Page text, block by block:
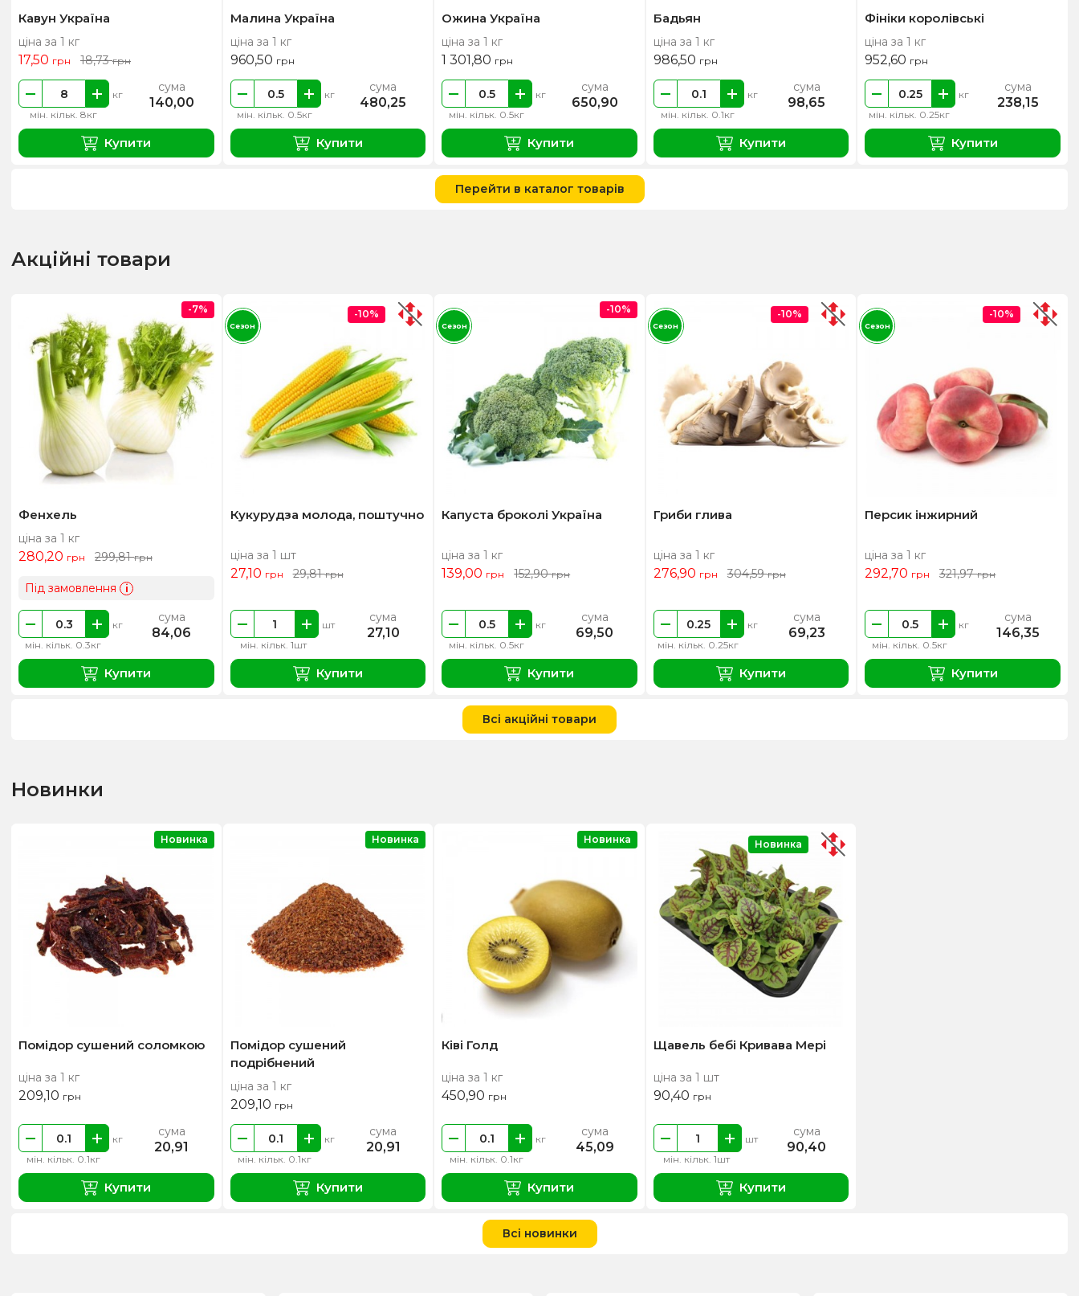
Кавун Україна
ціна за 1 кг
17,50 грн 18,73грн
мін. кільк. 8кг
кг сума
140,00
Купити
Малина Україна
ціна за 1 кг
960,50 грн
мін. кільк. 0.5кг
кг сума
480,25
Купити
Ожина Україна
ціна за 1 кг
1 301,80 грн
мін. кільк. 0.5кг
кг сума
650,90
Купити
Бадьян
ціна за 1 кг
986,50 грн
мін. кільк. 0.1кг
кг сума
98,65
Купити
Фініки королівські
ціна за 1 кг
952,60 грн
мін. кільк. 0.25кг
кг сума
238,15
Купити
Перейти в каталог товарів
Акційні товари
Фенхель
ціна за 1 кг
280,20 грн 299,81грн
Під замовлення i
мін. кільк. 0.3кг
кг сума
84,06
Купити
-7%
Кукурудза молода, поштучно
ціна за 1 шт
27,10 грн 29,81грн
мін. кільк. 1шт
шт сума
27,10
Купити
-10%
Сезон
Капуста броколі Україна
ціна за 1 кг
139,00 грн 152,90грн
мін. кільк. 0.5кг
кг сума
69,50
Купити
-10%
Сезон
Гриби глива
ціна за 1 кг
276,90 грн 304,59грн
мін. кільк. 0.25кг
кг сума
69,23
Купити
-10%
Сезон
Персик інжирний
ціна за 1 кг
292,70 грн 321,97грн
мін. кільк. 0.5кг
кг сума
146,35
Купити
-10%
Сезон
Всі акційні товари
Новинки
Помідор сушений соломкою
ціна за 1 кг
209,10 грн
мін. кільк. 0.1кг
кг сума
20,91
Купити
Новинка
Помідор сушений
подрібнений
ціна за 1 кг
209,10 грн
мін. кільк. 0.1кг
кг сума
20,91
Купити
Новинка
Ківі Голд
ціна за 1 кг
450,90 грн
мін. кільк. 0.1кг
кг сума
45,09
Купити
Новинка
Щавель бебі Кривава Мері
ціна за 1 шт
90,40 грн
мін. кільк. 1шт
шт сума
90,40
Купити
Новинка
Всі новинки